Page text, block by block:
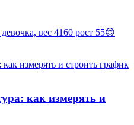
вес 4160 рост 55😌
как измерять и